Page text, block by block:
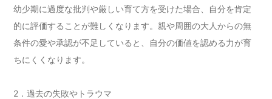
幼少期に過度な批判や厳しい育て方を受けた場合、自分を肯定
的に評価することが難しくなります。親や周囲の大人からの無
条件の愛や承認が不足していると、自分の価値を認める力が育
ちにくくなります。
2．過去の失敗やトラウマ